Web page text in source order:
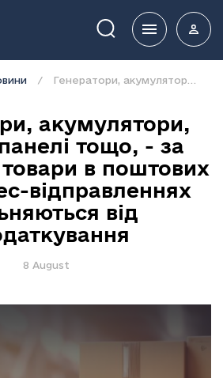
Пошук
акумулятори,
тощо, - за
в поштових
відправленнях
від
8 August